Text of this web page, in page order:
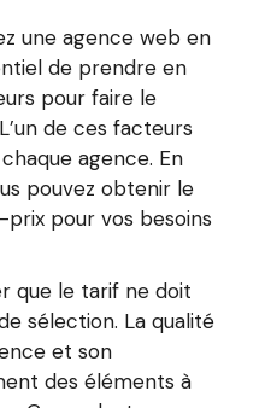
une agence web en
de prendre en
pour faire le
de ces facteurs
agence. En
pouvez obtenir le
pour vos besoins
que le tarif ne doit
sélection. La qualité
et son
des éléments à